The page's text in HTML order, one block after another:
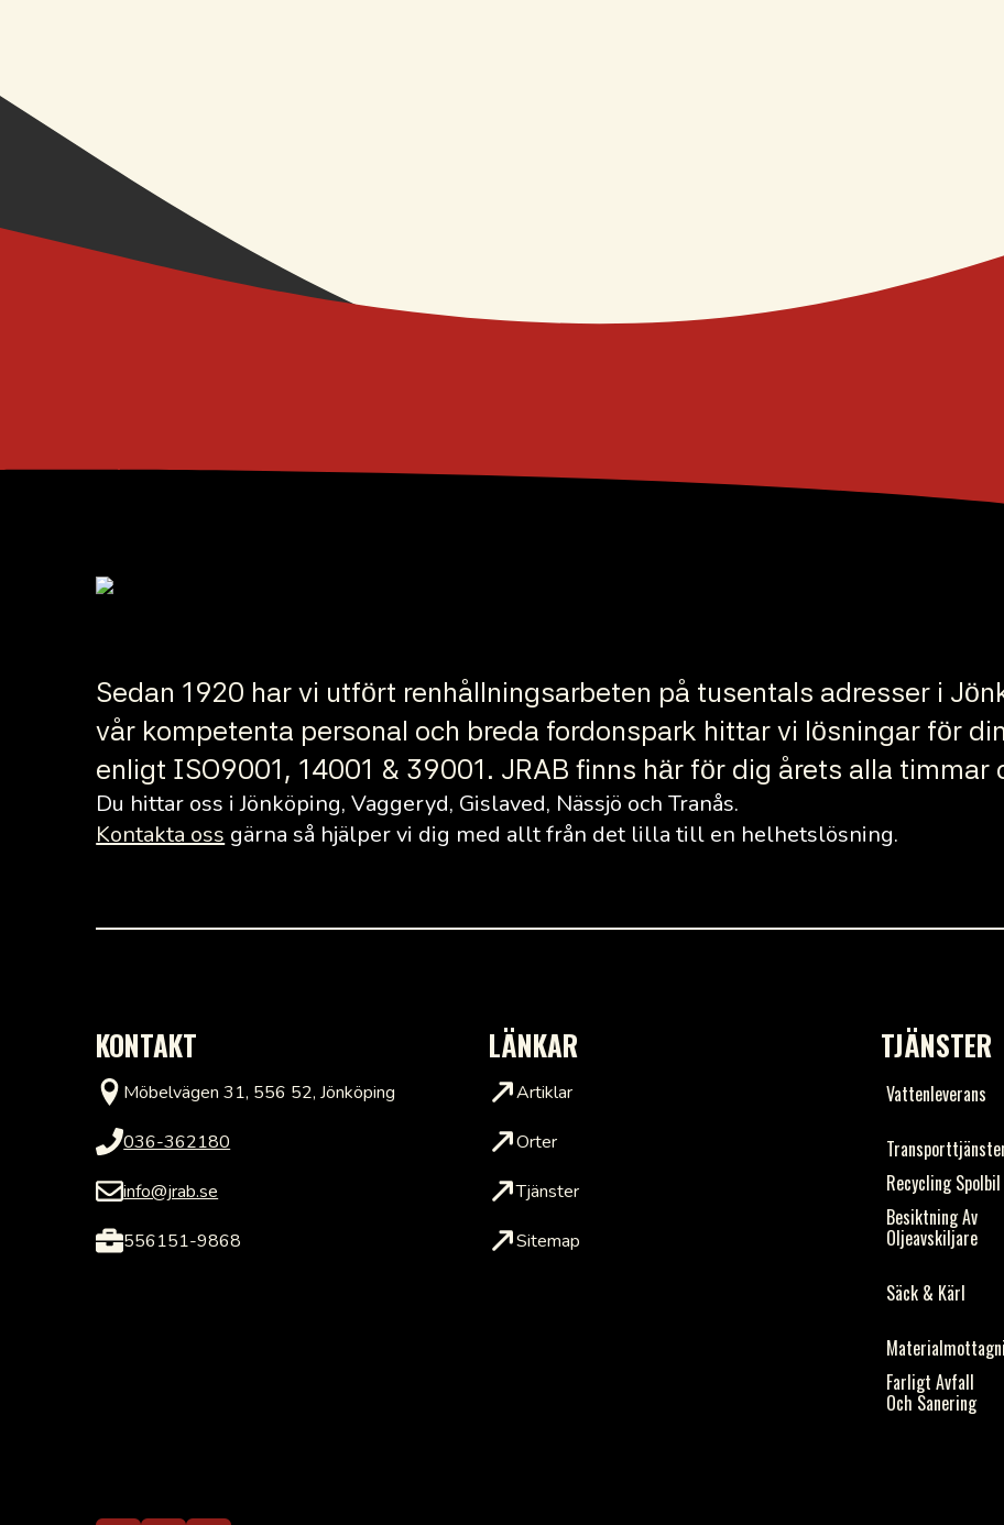
Sedan 1920 har vi utfört renhållningsarbeten på tusentals adresser i
vår kompetenta personal och breda fordonspark hittar vi lösningar för
enligt ISO9001, 14001 & 39001. JRAB finns här för dig årets alla timmar
Du hittar oss i Jönköping, Vaggeryd, Gislaved, Nässjö och Tranås.
Kontakta oss gärna så hjälper vi dig med allt från det lilla till en helhetslösning.
KONTAKT
Möbelvägen 31, 556 52, Jönköping
036-362180
info@jrab.se
556151-9868
LÄNKAR
Artiklar
Orter
Tjänster
Sitemap
TJÄNSTER
Vattenleverans
Recycling Spolbil
Besiktning Av
Oljeavskiljare
Säck & Kärl
Farligt Avfall
Och Sanering